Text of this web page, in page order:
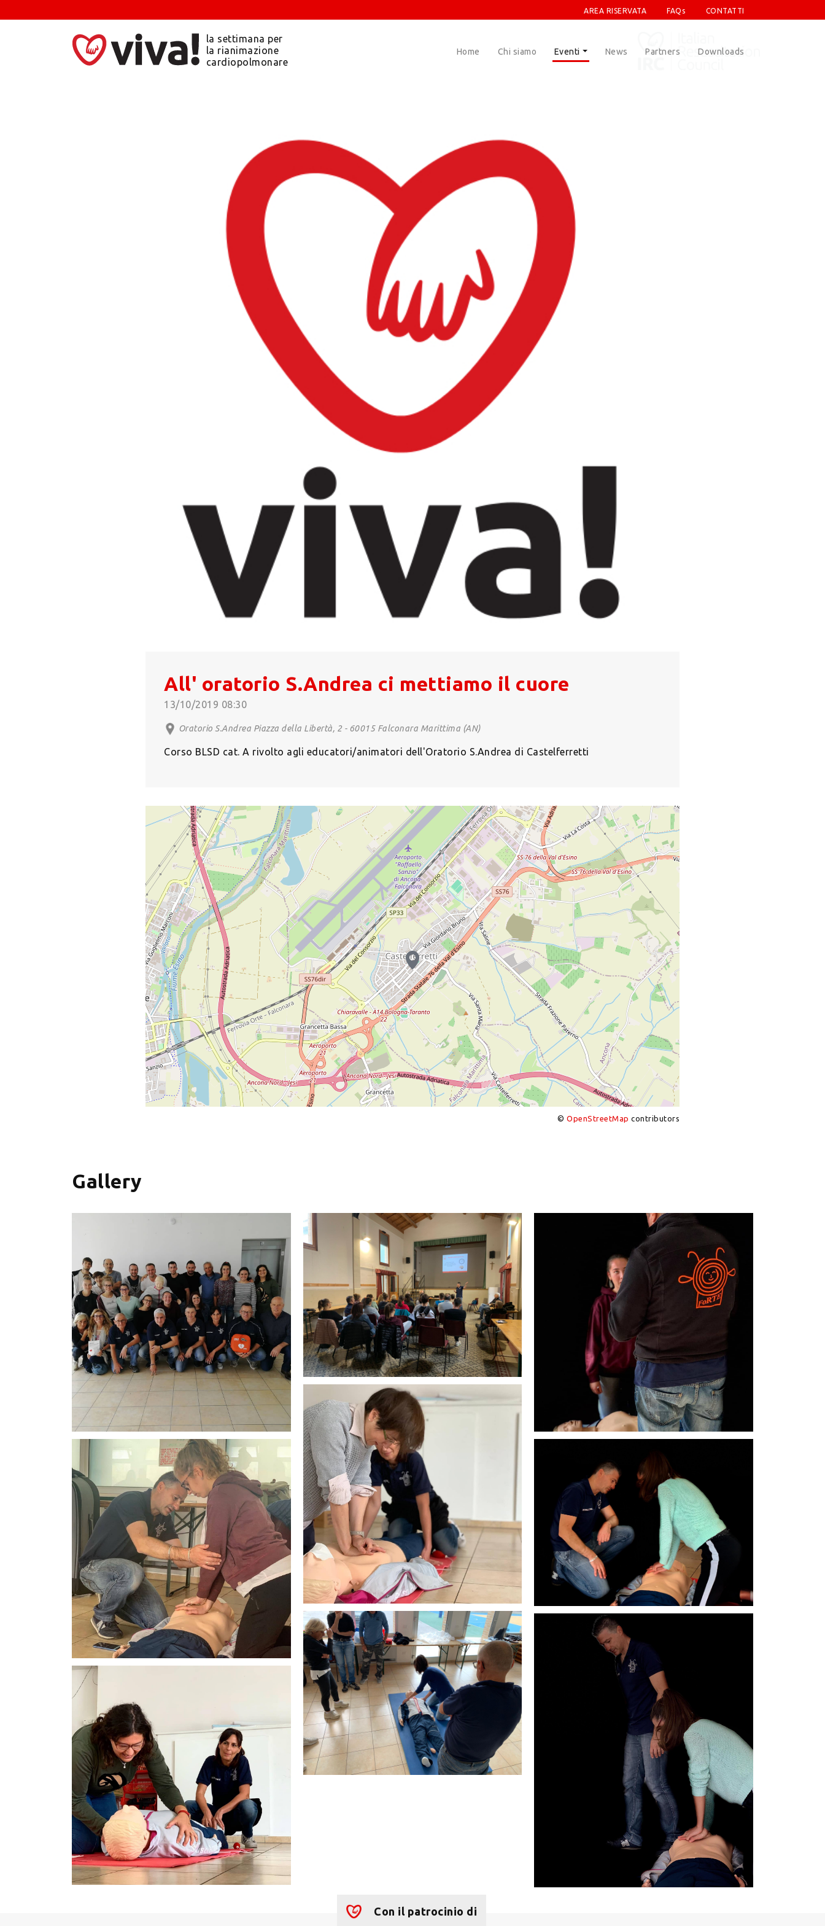
AREA RISERVATA FAQs CONTATTI
la settimana per
la rianimazione
cardiopolmonare
Home Chi siamo Eventi News Partners Downloads
All' oratorio S.Andrea ci mettiamo il cuore
13/10/2019 08:30
Oratorio S.Andrea Piazza della Libertà, 2 - 60015 Falconara Marittima (AN)
Corso BLSD cat. A rivolto agli educatori/animatori dell'Oratorio S.Andrea di Castelferretti
© OpenStreetMap contributors
Gallery
Con il patrocinio di